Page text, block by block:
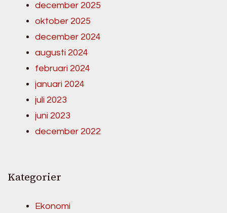
december 2025
oktober 2025
december 2024
augusti 2024
februari 2024
januari 2024
juli 2023
juni 2023
december 2022
Kategorier
Ekonomi